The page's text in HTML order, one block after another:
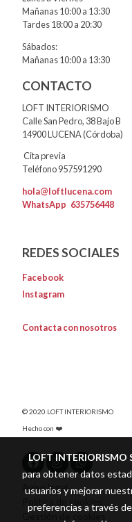
Mañanas 10:00 a 13:30
Tardes 18:00 a 20:30
Sábados:
Mañanas 10:00 a 13:30
CONTACTO
LOFT INTERIORISMO
Calle San Pedro, 38 Bajo B
14900 LUCENA (Córdoba)
Cita previa
Teléfono 957591290
hola@loftlucena.com
WhatsApp 635756448
REDES SOCIALES
Facebook
Instagram
Contacta con nosotros
© 2020 LOFT INTERIORISMO
Hecho con ❤️
Aviso legal
Política de cookies
Gestión de cookies
LOFT INTERIORISMO
para obtener datos
usuarios y mejorar
preferencias a través